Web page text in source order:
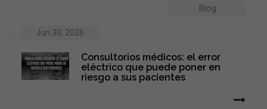
Blog
Jun 30, 2026
Consultorios médicos: el error
eléctrico que puede poner en
riesgo a sus pacientes